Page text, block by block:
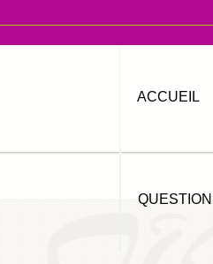
ACCUEIL